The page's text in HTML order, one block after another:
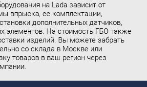
на Lada зависит от
впрыска, ее комплектации,
дополнительных датчиков,
элементов. На стоимость ГБО также
изделий. Вы можете забрать
со склада в Москве или
товаров в ваш регион через